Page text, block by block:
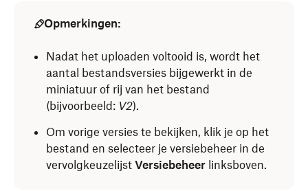
Opmerkingen:
Nadat het uploaden voltooid is, wordt het
aantal bestandsversies bijgewerkt in de
miniatuur of rij van het bestand
(bijvoorbeeld: V2).
Om vorige versies te bekijken, klik je op het
bestand en selecteer je versiebeheer in de
vervolgkeuzelijst Versiebeheer linksboven.